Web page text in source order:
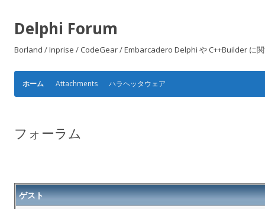
Delphi Forum
Borland / Inprise / CodeGear / Embarcadero Delphi や C++Builder に
ホーム Attachments ハラヘッタウェア
フォーラム
ゲスト